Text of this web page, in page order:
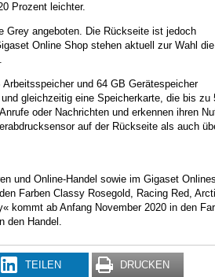
Prozent leichter.
Grey angeboten. Die Rückseite ist jedoch
Online Shop stehen aktuell zur Wahl die
und 64 GB Gerätespeicher
gleichzeitig eine Speicherkarte, die bis zu
oder Nachrichten und erkennen ihren
auf der Rückseite als auch
und Online-Handel sowie im Gigaset
Farben Classy Rosegold, Racing Red,
kommt ab Anfang November 2020 in den
den Handel.
TEILEN DRUCKEN